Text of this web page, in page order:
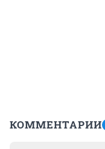
КОММЕНТАРИИ